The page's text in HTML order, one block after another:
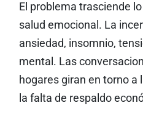
El problema trasciende
salud emocional. La
ansiedad, insomnio,
mental. Las
hogares giran en torno a
la falta de respaldo